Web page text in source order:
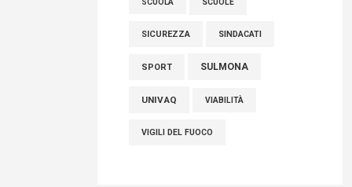
SCUOLA
SICUREZZA SINDACATI
SPORT SULMONA
UNIVAQ VIABILITÀ
VIGILI DEL FUOCO